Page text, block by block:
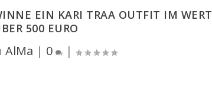
EIN KARI TRAA OUTFIT IM WERT
500 EURO
AlMa | 0 |